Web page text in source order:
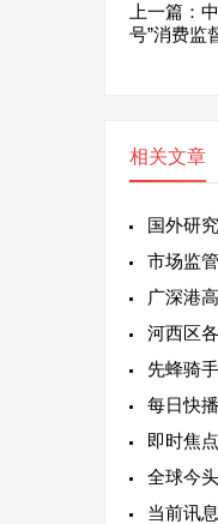
上一篇：
号”消费监
相关文章
国外研
市场监
广深港
河西区
先蜂骑
每日快
即时焦
全球今
当前讯